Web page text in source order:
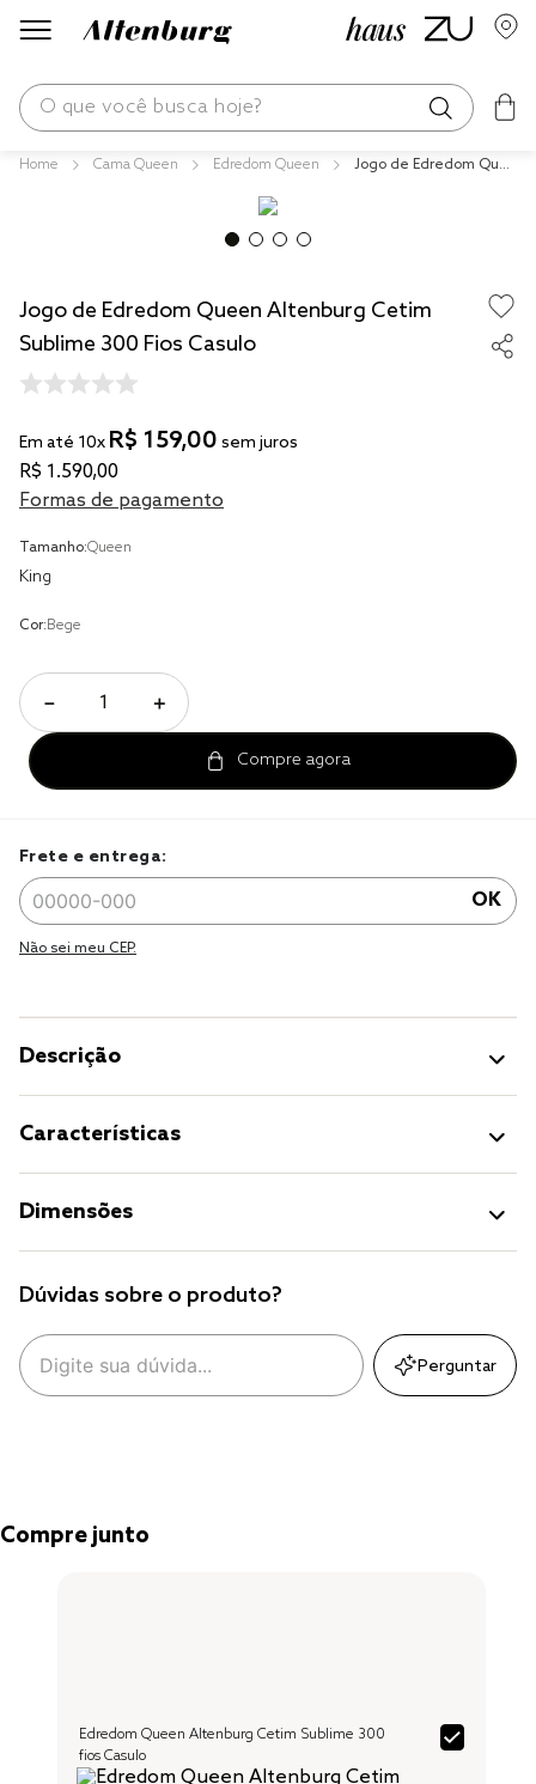
O que você busca hoje?
Cama Queen Edredom Queen
Jogo de Edredom Que
Jogo de Edredom Queen Altenburg Cetim
Sublime 300 Fios Casulo
Em até 10x R$ 159,00 sem juros
R$ 1.590,00
Formas de pagamento
Tamanho:Queen
King
Cor:Bege
＋
－
Frete e entrega:
OK
Não sei meu CEP.
Descrição
Características
Dimensões
Dúvidas sobre o produto?
Perguntar
Compre junto
Edredom Queen Altenburg Cetim Sublime 300
fios Casulo
fronha
jogos cama
travesseiro
tencel
solteiro king
jogo cama